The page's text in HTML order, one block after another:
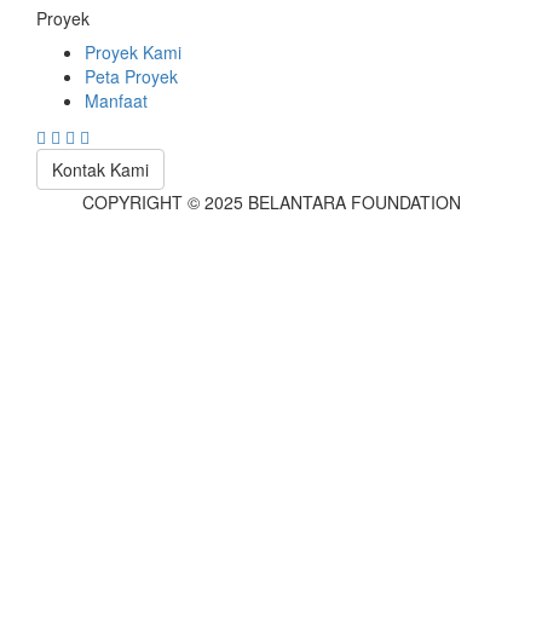
Proyek
Proyek Kami
Peta Proyek
Manfaat
Kontak Kami
COPYRIGHT © 2025 BELANTARA FOUNDATION